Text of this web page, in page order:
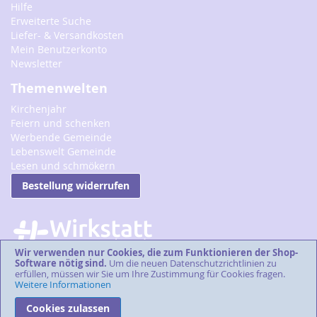
Wir verwenden nur Cookies, die zum Funktionieren der Shop-
Software nötig sind. Um die neuen Datenschutzrichtlinien zu
erfüllen, müssen wir Sie um Ihre Zustimmung für Cookies fragen.
Weitere Informationen
Cookies zulassen
Hilfe
Erweiterte Suche
Liefer- & Versandkosten
Mein Benutzerkonto
Newsletter
Themenwelten
Kirchenjahr
Feiern und schenken
Werbende Gemeinde
Lebenswelt Gemeinde
Lesen und schmökern
Bestellung widerrufen